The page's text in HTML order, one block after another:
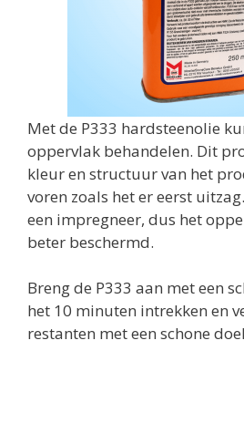
Met de P333 hardsteenolie
oppervlak behandelen. Dit
kleur en structuur van het
voren zoals het er eerst
een impregneer, dus het
beter beschermd.
Breng de P333 aan met een
het 10 minuten intrekken en
restanten met een schone